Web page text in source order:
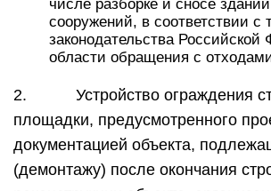
числе разборке и сносе
сооружений, в соответствии с
законодательства
области обращения с
2. Устройство ограждения
площадки, предусмотренного
документацией объекта,
(демонтажу) после окончания